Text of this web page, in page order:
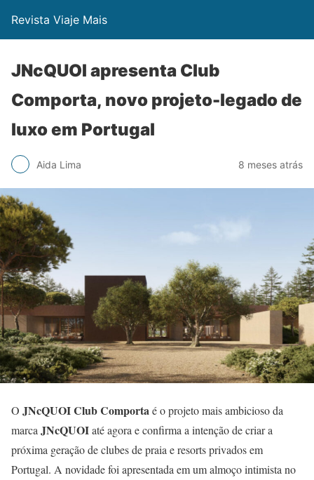
Revista Viaje Mais
JNcQUOI apresenta Club
Comporta, novo projeto-legado de
luxo em Portugal
Aida Lima 8 meses atrás
O JNcQUOI Club Comportaé o projeto mais ambicioso da
marca JNcQUOIaté agora e confirma a intenção de criar a
próxima geração de clubes de praia e resorts privados em
Portugal. A novidade foi apresentada em um almoço intimista no